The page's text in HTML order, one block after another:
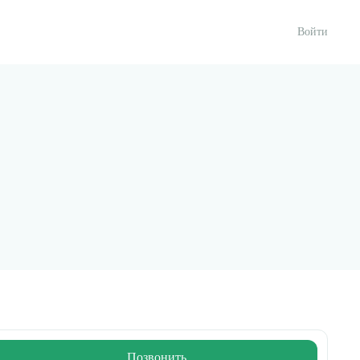
Войти
Позвонить